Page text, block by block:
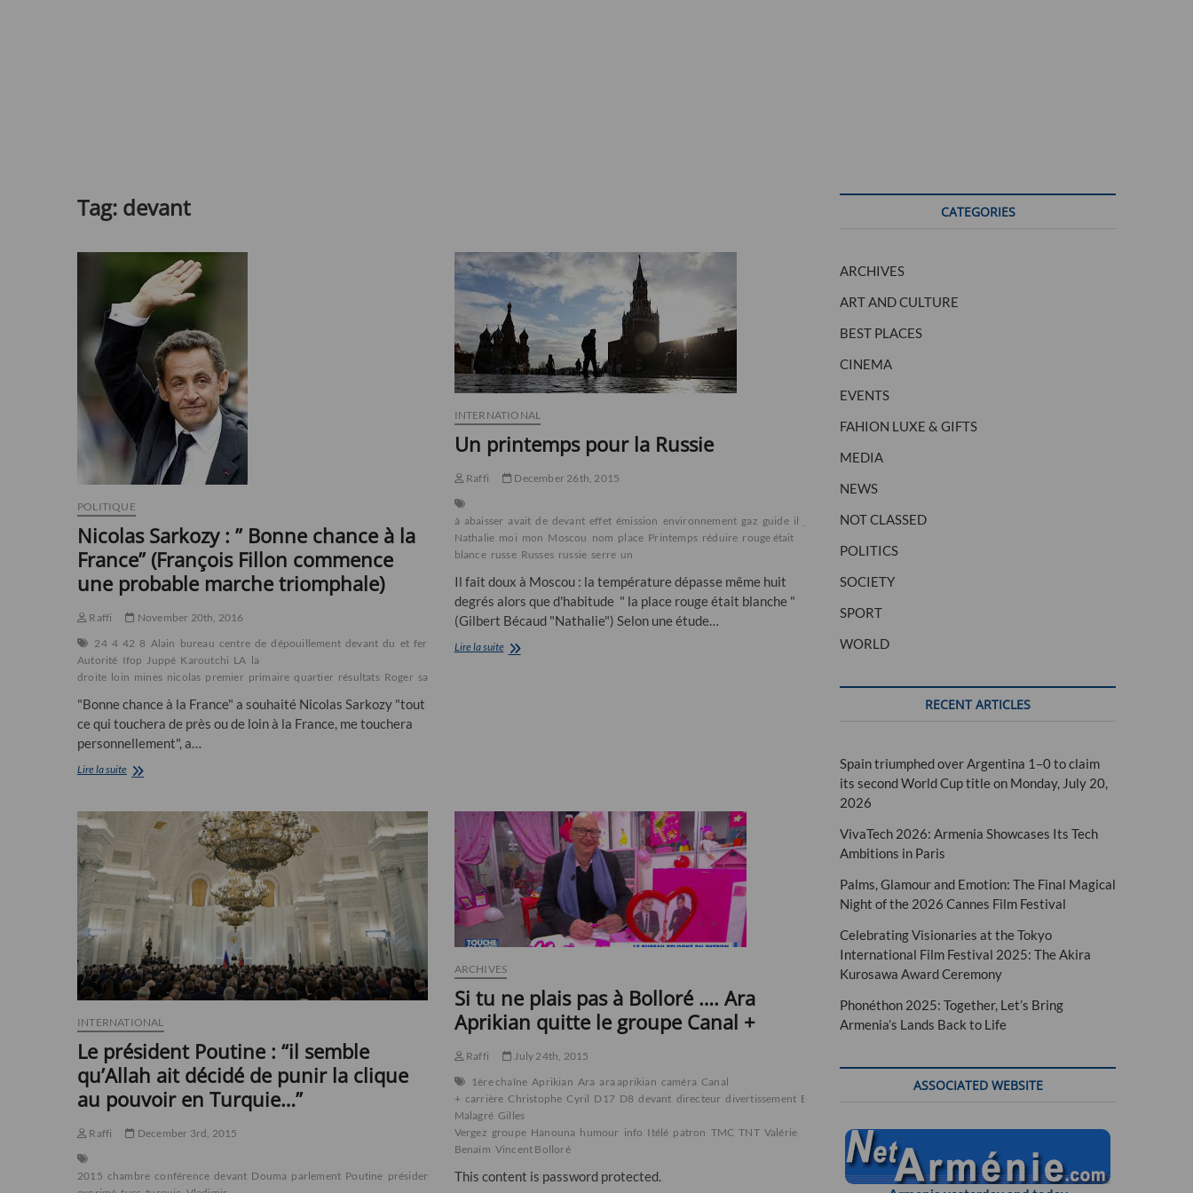
Tag: devant
POLITIQUE
Nicolas Sarkozy : ” Bonne chance à la
France” (François Fillon commence
une probable marche triomphale)
Raffi
November 20th, 2016
24 4 42 8 Alain bureau centre de dépouillement devant du et ferme fermées Fillon
Autorité Ifop Juppé Karoutchi LA la
droite loin mines nicolas premier primaire quartier résultats Roger sarkozy
"Bonne chance à la France" a souhaité Nicolas Sarkozy "tout
ce qui touchera de près ou de loin à la France, me touchera
personnellement", a…
Lire la suiteNicolas
”
à
la
France”
(François
Fillon
commence
une
probable
marche
INTERNATIONAL
Un printemps pour la Russie
Raffi December 26th, 2015
à abaisser avait de devant effet émission environnement gaz guide il
marchait
Nathalie moi mon Moscou nom place Printemps réduire rouge était
blance russe Russes russie serre un
Il fait doux à Moscou : la température dépasse même huit
degrés alors que d'habitude " la place rouge était blanche "
(Gilbert Bécaud "Nathalie") Selon une étude…
Lire la suiteUn
INTERNATIONAL
Le président Poutine : “il semble
qu’Allah ait décidé de punir la clique
au pouvoir en Turquie…”
Raffi December 3rd, 2015
2015 chambre conférence devant Douma parlement Poutine président république russe russie s'est
ARCHIVES
Si tu ne plais pas à Bolloré …. Ara
Aprikian quitte le groupe Canal +
Raffi
July 24th, 2015
1ère chaîne Aprikian Ara ara aprikian caméra Canal
+ carrière Christophe Cyril D17 D8 devant directeur divertissement Enora
Malagré Gilles
Vergez groupe Hanouna humour info Itélé patron TMC TNT Valérie
Benaïm Vincent Bolloré
This content is password protected.
CATEGORIES
ARCHIVES
ART AND CULTURE
BEST PLACES
CINEMA
EVENTS
FAHION LUXE & GIFTS
MEDIA
NEWS
NOT CLASSED
POLITICS
SOCIETY
SPORT
WORLD
RECENT ARTICLES
Spain triumphed over Argentina 1–0 to claim
its second World Cup title on Monday, July 20,
2026
VivaTech 2026: Armenia Showcases Its Tech
Ambitions in Paris
Palms, Glamour and Emotion: The Final Magical
Night of the 2026 Cannes Film Festival
Celebrating Visionaries at the Tokyo
International Film Festival 2025: The Akira
Kurosawa Award Ceremony
Phonéthon 2025: Together, Let’s Bring
Armenia’s Lands Back to Life
ASSOCIATED WEBSITE